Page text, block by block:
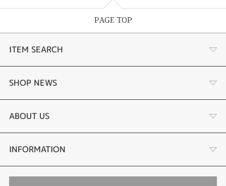
PAGE TOP
ITEM SEARCH
商品一覧
婚約指輪
結婚指輪
ブランドリスト
SHOP NEWS
リフォーム
金・プラチナ買取り
金属アレルギーお悩み相談
ABOUT US
会社概要
INFORMATION